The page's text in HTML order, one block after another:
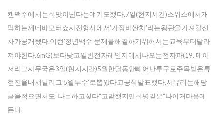
캔맥주에서는쇠맛이난다는얘기도했다.7일(현지시간)스위스에서개
막하는제네바모터쇼사전행사에서’가장비싼차’라는왕관을가져갈신
차가공개됐다.이런’청년백수’문제를해결하기위해서는교육부터달라
져야한다.6mG)보다낮고일반전자레인지에서나오는전자파(19. 메이
저리그사무국은3일(현지시간)5월한달동안빼어난투구로주목받은류
현진을내셔널리그’5월투수’로뽑았다고공식발표했다.서유리는해당
글을적으면서도”나는하고싶다”고말했지만최병길은”나이거마음에
든다.